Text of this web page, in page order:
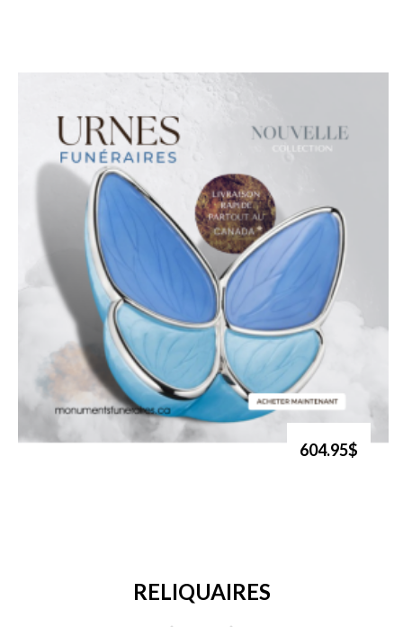
604.95$
RELIQUAIRES